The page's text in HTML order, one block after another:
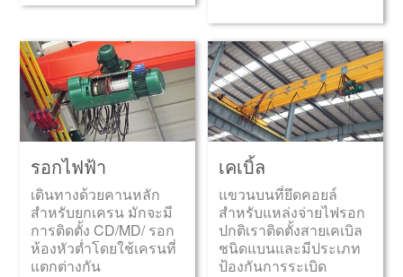
รอกไฟฟ้า
เดินทางด้วยคานหลัก
สำหรับยกเครน มักจะมี
การติดตั้ง CD/MD/ รอก
ห้องหัวต่ำโดยใช้เครนที่
แตกต่างกัน
เคเบิ้ล
แขวนบนที่ยึดคอยล์
สำหรับแหล่งจ่ายไฟรอก
ปกติเราติดตั้งสายเคเบิล
ชนิดแบนและมีประเภท
ป้องกันการระเบิด